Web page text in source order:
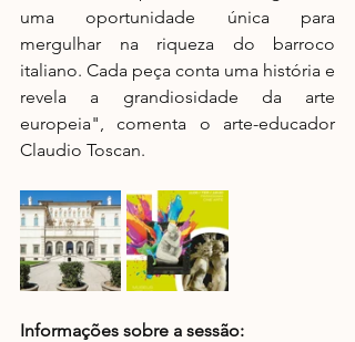
uma oportunidade única para
mergulhar na riqueza do barroco
italiano. Cada peça conta uma história e
revela a grandiosidade da arte
europeia", comenta o arte-educador
Claudio Toscan.
Informações sobre a sessão: